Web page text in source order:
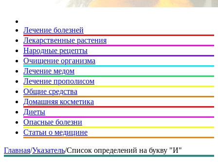
Лечение болезней
Лекарственные растения
Народные рецепты
Очищение организма
Лечение медом
Лечение прополисом
Общие средства
Домашняя косметика
Диеты
Опасные болезни
Статьи о медицине
Главная/Указатель/Список определений на букву "И"